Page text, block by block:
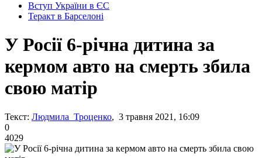
Вступ України в ЄС
Теракт в Барселоні
У Росії 6-річна дитина за
кермом авто на смерть збила
свою матір
Текст: Людмила Троценко, 3 травня 2021, 16:09
0
4029